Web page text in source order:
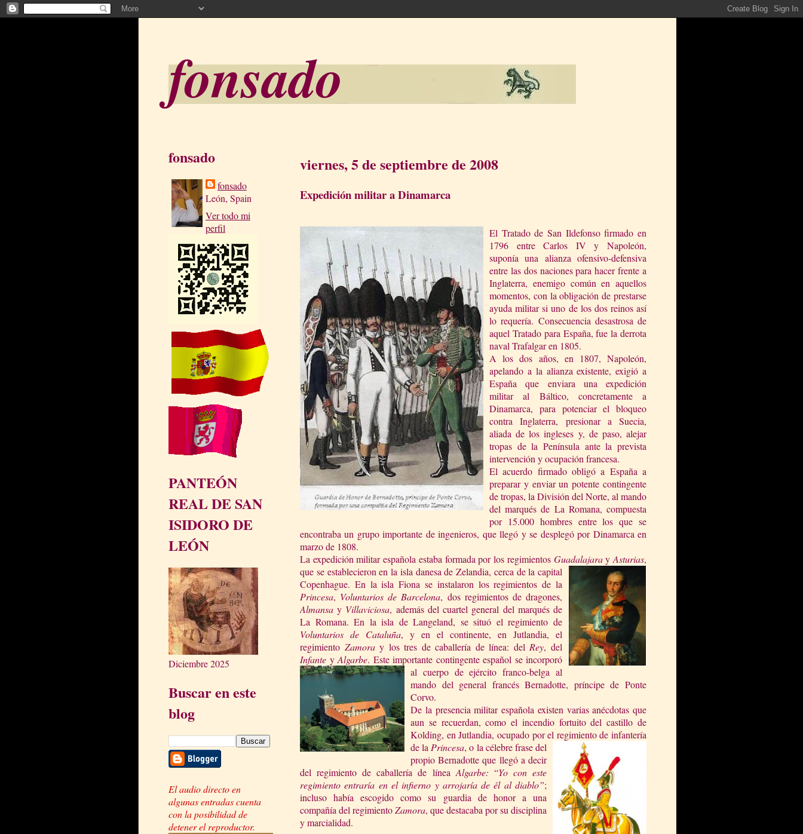
fonsado
fonsado
fonsado
León, Spain
Ver todo mi
perfil
PANTEÓN
REAL DE SAN
ISIDORO DE
LEÓN
Diciembre 2025
Buscar en este
blog
El audio directo en
algunas entradas cuenta
con la posibilidad de
detener el reproductor.
viernes, 5 de septiembre de 2008
Expedición militar a Dinamarca
El Tratado de San Ildefonso firmado en
1796 entre Carlos IV y Napoleón,
suponía una alianza ofensivo-defensiva
entre las dos naciones para hacer frente a
Inglaterra, enemigo común en aquellos
momentos, con la obligación de prestarse
ayuda militar si uno de los dos reinos así
lo requería. Consecuencia desastrosa de
aquel Tratado para España, fue la derrota
naval Trafalgar en 1805.
A los dos años, en 1807, Napoleón,
apelando a la alianza existente, exigió a
España que enviara una expedición
militar al Báltico, concretamente a
Dinamarca, para potenciar el bloqueo
contra Inglaterra, presionar a Suecia,
aliada de los ingleses y, de paso, alejar
tropas dela Península ante la prevista
intervención y ocupación francesa.
El acuerdo firmado obligó a España a
preparar y enviar un potente contingente
de tropas, la División del Norte, al mando
del marqués de La Romana, compuesta
por 15.000 hombres entre los que se
encontraba un grupo importante de ingenieros, que llegó y se desplegó por Dinamarca en
marzo de 1808.
La expedición militar española estaba formada por los regimientos GuadalajarayAsturias,
que se establecieron en la isla danesa de Zelandia, cerca de la capital
Copenhague. En la isla Fiona se instalaron los regimientos de la
Princesa, Voluntarios de Barcelona, dos regimientos de dragones,
Almansay Villaviciosa, además del cuartel general del marqués de
La Romana. En la isla de Langeland, se situó el regimiento de
Voluntarios de Cataluña, y en el continente, en Jutlandia, el
regimiento Zamoray los tres de caballería de línea: del Rey, del
Infante y Algarbe. Este importante contingente español se incorporó
al cuerpo de ejército franco-belga al
mando del general francés Bernadotte, príncipe de Ponte
Corvo.
De la presencia militar española existen varias anécdotas que
aun se recuerdan, como el incendio fortuito del castillo de
Kolding, en Jutlandia, ocupado por el regimiento de infantería
dela Princesa, o la célebre frase del
propio Bernadotte que llegó a decir
del regimiento de caballería de línea Algarbe: “Yo con este
regimiento entraría en el infierno y arrojaría de él al diablo”;
incluso había escogido como su guardia de honor a una
compañía del regimientoZamora, que destacaba por su disciplina
y marcialidad.